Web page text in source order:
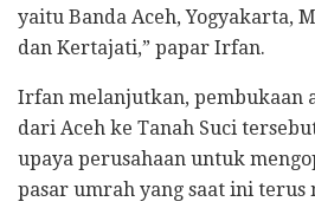
yaitu Banda Aceh, Yogyakarta,
dan Kertajati,” papar Irfan.
Irfan melanjutkan, pembukaan
dari Aceh ke Tanah Suci
upaya perusahaan untuk
pasar umrah yang saat ini terus